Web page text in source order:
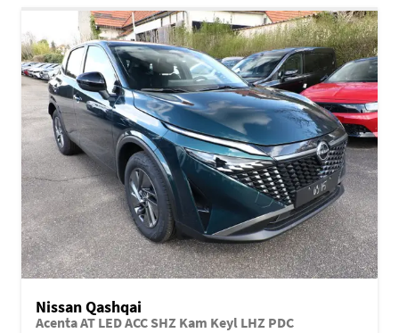
Nissan Qashqai
Acenta AT LED ACC SHZ Kam Keyl LHZ PDC